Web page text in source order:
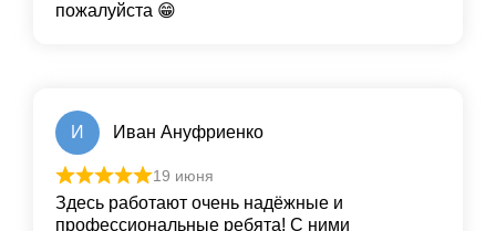
пожалуйста 😁
И Иван Ануфриенко
19 июня
Здесь работают очень надёжные и
профессиональные ребята! С ними